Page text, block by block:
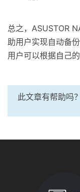
总之，ASUSTOR
助用户实现自动备
用户可以根据自己
此文章有帮助吗？